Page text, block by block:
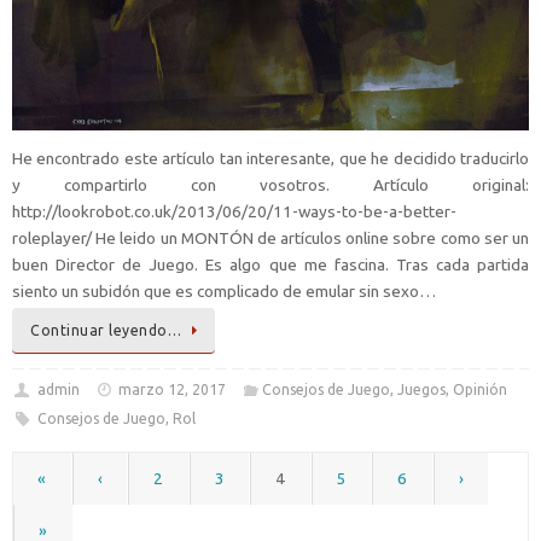
He encontrado este artículo tan interesante, que he decidido traducirlo
y compartirlo con vosotros. Artículo original:
http://lookrobot.co.uk/2013/06/20/11-ways-to-be-a-better-
roleplayer/ He leido un MONTÓN de artículos online sobre como ser un
buen Director de Juego. Es algo que me fascina. Tras cada partida
siento un subidón que es complicado de emular sin sexo…
Continuar leyendo…
admin marzo 12, 2017 Consejos de Juego, Juegos, Opinión
Consejos de Juego, Rol
« ‹ 2 3 4 5 6 ›
»